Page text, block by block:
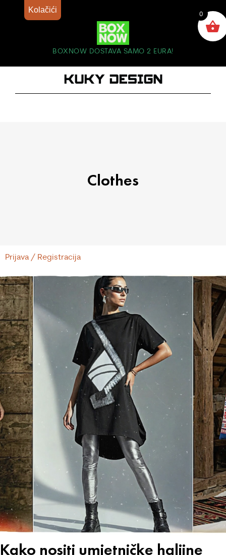
BOXNOW DOSTAVA SAMO 2 EURA!
Clothes
Prijava / Registracija
Kako nositi umjetničke haljine
0
Kolačići